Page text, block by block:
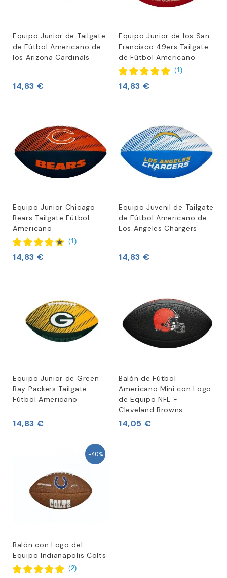
Equipo Junior de Tailgate
de Fútbol Americano de
los Arizona Cardinals
14,83 €
Equipo Junior de los San
Francisco 49ers Tailgate
de Fútbol Americano
(1)
14,83 €
Equipo Junior Chicago
Bears Tailgate Fútbol
Americano
(1)
14,83 €
Equipo Juvenil de Tailgate
de Fútbol Americano de
Los Angeles Chargers
14,83 €
Equipo Junior de Green
Bay Packers Tailgate
Fútbol Americano
14,83 €
Balón de Fútbol
Americano Mini con Logo
de Equipo NFL -
Cleveland Browns
14,05 €
-40%
Balón con Logo del
Equipo Indianapolis Colts
(2)